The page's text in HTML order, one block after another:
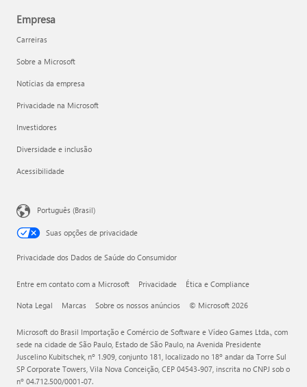
Empresa
Carreiras
Sobre a Microsoft
Notícias da empresa
Privacidade na Microsoft
Investidores
Diversidade e inclusão
Acessibilidade
Português (Brasil)
Suas opções de privacidade
Privacidade dos Dados de Saúde do Consumidor
Entre em contato com a Microsoft Privacidade Ética e Compliance
Nota Legal Marcas Sobre os nossos anúncios © Microsoft 2026
Microsoft do Brasil Importação e Comércio de Software e Vídeo Games Ltda., com
sede na cidade de São Paulo, Estado de São Paulo, na Avenida Presidente
Juscelino Kubitschek, nº 1.909, conjunto 181, localizado no 18º andar da Torre Sul
SP Corporate Towers, Vila Nova Conceição, CEP 04543-907, inscrita no CNPJ sob o
nº 04.712.500/0001-07.